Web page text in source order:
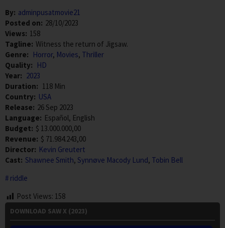
By: adminpusatmovie21
Posted on: 28/10/2023
Views: 158
Tagline: Witness the return of Jigsaw.
Genre: Horror, Movies, Thriller
Quality: HD
Year: 2023
Duration: 118 Min
Country: USA
Release: 26 Sep 2023
Language: Español, English
Budget: $ 13.000.000,00
Revenue: $ 71.984.243,00
Director: Kevin Greutert
Cast: Shawnee Smith, Synnøve Macody Lund, Tobin Bell
riddle
Post Views: 158
DOWNLOAD SAW X (2023)